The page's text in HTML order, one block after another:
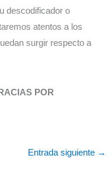
descodificador o
atentos a los
surgir respecto a
POR
Entrada siguiente →